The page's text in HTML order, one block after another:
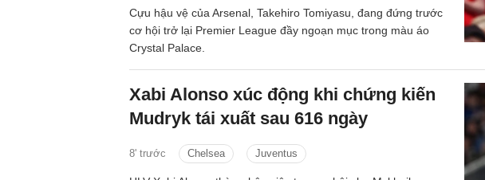
Cựu hậu vệ của Arsenal, Takehiro Tomiyasu, đang đứng trước
cơ hội trở lại Premier League đầy ngoạn mục trong màu áo
Crystal Palace.
Xabi Alonso xúc động khi chứng kiến
Mudryk tái xuất sau 616 ngày
8' trước Chelsea Juventus